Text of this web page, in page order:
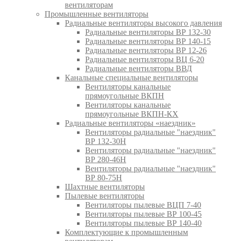
вентиляторам
Промышленные вентиляторы
Радиальные вентиляторы высокого давления
Радиальные вентиляторы ВР 132-30
Радиальные вентиляторы ВР 140-15
Радиальные вентиляторы ВР 12-26
Радиальные вентиляторы ВЦ 6-20
Радиальные вентиляторы ВВД
Канальные специальные вентиляторы
Вентиляторы канальные
прямоугольные ВКПН
Вентиляторы канальные
прямоугольные ВКПН-КХ
Радиальные вентиляторы «наездник»
Вентиляторы радиальные "наездник"
ВР 132-30Н
Вентиляторы радиальные "наездник"
ВР 280-46Н
Вентиляторы радиальные "наездник"
ВР 80-75Н
Шахтные вентиляторы
Пылевые вентиляторы
Вентиляторы пылевые ВЦП 7-40
Вентиляторы пылевые ВР 100-45
Вентиляторы пылевые ВР 140-40
Комплектующие к промышленным